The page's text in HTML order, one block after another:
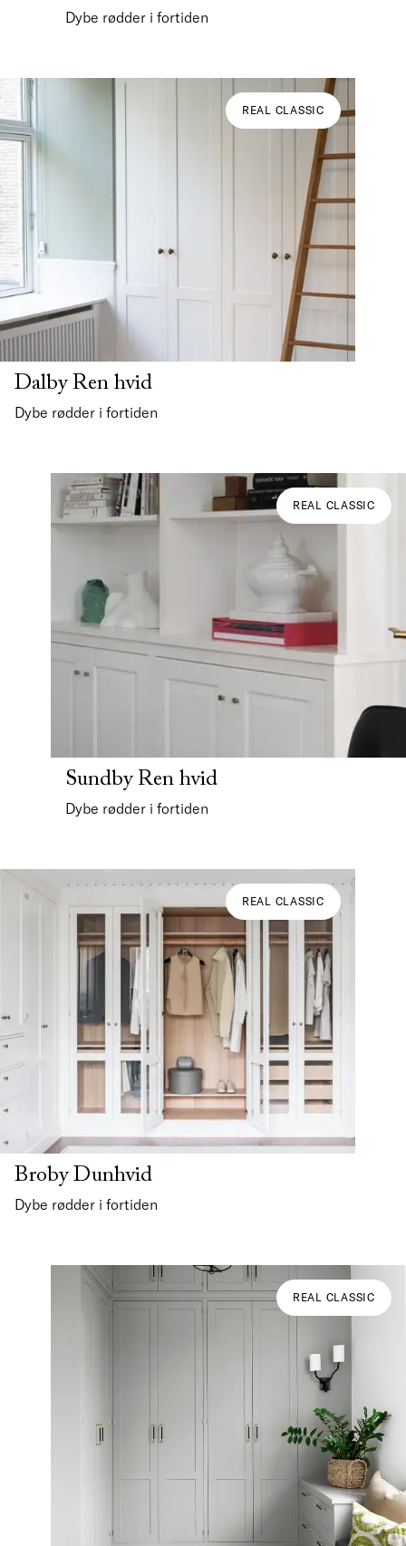
Dybe rødder i fortiden
REAL CLASSIC
Dalby Ren hvid
Dybe rødder i fortiden
REAL CLASSIC
Sundby Ren hvid
Dybe rødder i fortiden
REAL CLASSIC
Broby Dunhvid
Dybe rødder i fortiden
REAL CLASSIC